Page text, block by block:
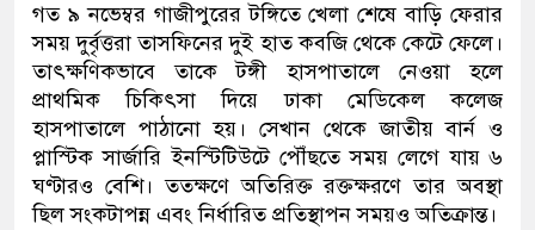
গত ৯ নভেম্বর গাজীপুরের টঙ্গিতে খেলা শেষে বাড়ি ফেরার
সময় দুর্বৃত্তরা তাসফিনের দুই হাত কবজি থেকে কেটে ফেলে।
তাৎক্ষণিকভাবে তাকে টঙ্গী হাসপাতালে নেওয়া হলে
প্রাথমিক চিকিৎসা দিয়ে ঢাকা মেডিকেল কলেজ
হাসপাতালে পাঠানো হয়। সেখান থেকে জাতীয় বার্ন ও
প্লাস্টিক সার্জারি ইনস্টিটিউটে পৌঁছতে সময় লেগে যায় ৬
ঘণ্টারও বেশি। ততক্ষণে অতিরিক্ত রক্তক্ষরণে তার অবস্থা
ছিল সংকটাপন্ন এবং নির্ধারিত প্রতিস্থাপন সময়ও অতিক্রান্ত।